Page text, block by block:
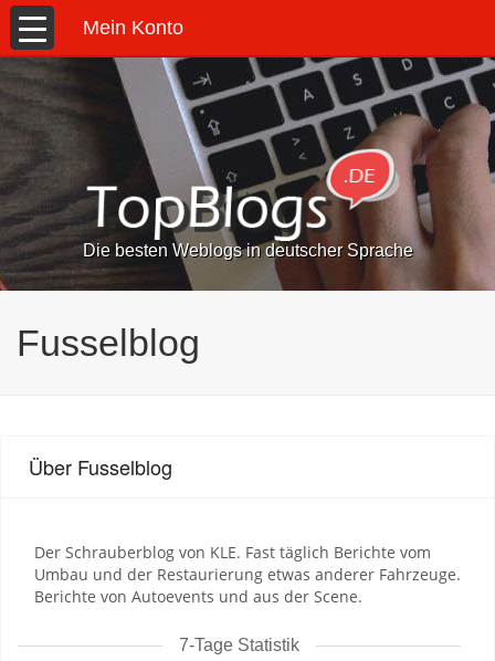
Mein Konto
Die besten Weblogs in deutscher Sprache
Fusselblog
Über Fusselblog
Der Schrauberblog von KLE. Fast täglich Berichte vom
Umbau und der Restaurierung etwas anderer Fahrzeuge.
Berichte von Autoevents und aus der Scene.
7-Tage Statistik